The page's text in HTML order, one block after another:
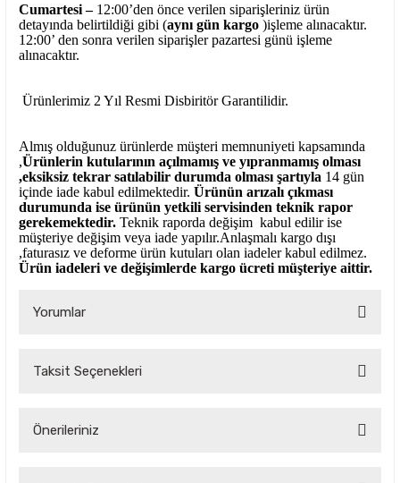
Cumartesi – 12:00’den önce verilen siparişleriniz ürün
detayında belirtildiği gibi (aynı gün kargo )işleme alınacaktır.
12:00’ den sonra verilen siparişler pazartesi günü işleme
alınacaktır.
Ürünlerimiz 2 Yıl Resmi Disbiritör Garantilidir.
Almış olduğunuz ürünlerde müşteri memnuniyeti kapsamında
,Ürünlerin kutularının açılmamış ve yıpranmamış olması
,eksiksiz tekrar satılabilir durumda olması şartıyla 14 gün
içinde iade kabul edilmektedir. Ürünün arızalı çıkması
durumunda ise ürünün yetkili servisinden teknik rapor
gerekemektedir. Teknik raporda değişim kabul edilir ise
müşteriye değişim veya iade yapılır.Anlaşmalı kargo dışı
,faturasız ve deforme ürün kutuları olan iadeler kabul edilmez.
Ürün iadeleri ve değişimlerde kargo ücreti müşteriye aittir.
Yorumlar
Taksit Seçenekleri
Önerileriniz